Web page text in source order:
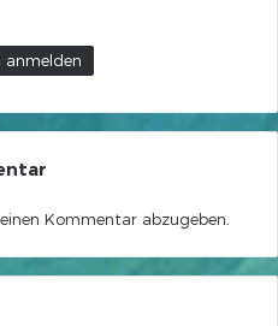
Kommentar abzugeben.